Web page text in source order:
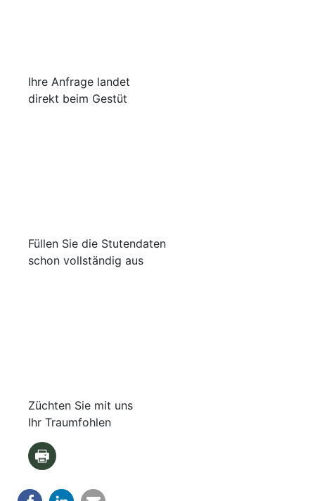
Ihre Anfrage landet
direkt beim Gestüt
Füllen Sie die Stutendaten
schon vollständig aus
Züchten Sie mit uns
Ihr Traumfohlen